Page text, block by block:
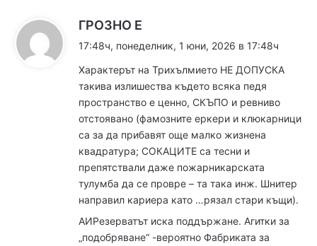
ГРОЗНО Е
а
:
17:48ч, понеделник, 1 юни, 2026 в 17:48ч
Характерът на Трихълмието НЕ ДОПУСКА
такива излишества където всяка педя
пространство е ценно, СКЪПО и ревниво
отстоявано (фамозните еркери и клюкарници
са за да прибавят още малко жизнена
квадратура; СОКАЦИТЕ са тесни и
препятствали даже пожарникарската
тулумба да се провре – та така инж. Шнитер
направил кариера като …рязал стари къщи).
АИРезерватът иска поддържане. Агитки за
„подобряване“ -вероятно Фабриката за